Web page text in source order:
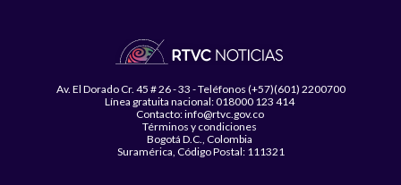
Av. El Dorado Cr. 45 # 26 - 33 - Teléfonos (+57)(601) 2200700
Línea gratuita nacional: 018000 123 414
Contacto: info@rtvc.gov.co
Términos y condiciones
Bogotá D.C., Colombia
Suramérica, Código Postal: 111321